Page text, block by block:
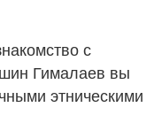
с
Гималаев вы
этническими